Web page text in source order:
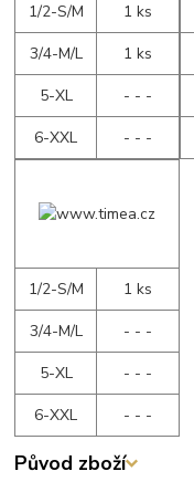
1/2-S/M
1 ks
3/4-M/L
1 ks
5-XL
- - -
6-XXL
- - -
1/2-S/M
1 ks
3/4-M/L
- - -
5-XL
- - -
6-XXL
- - -
Původ zboží